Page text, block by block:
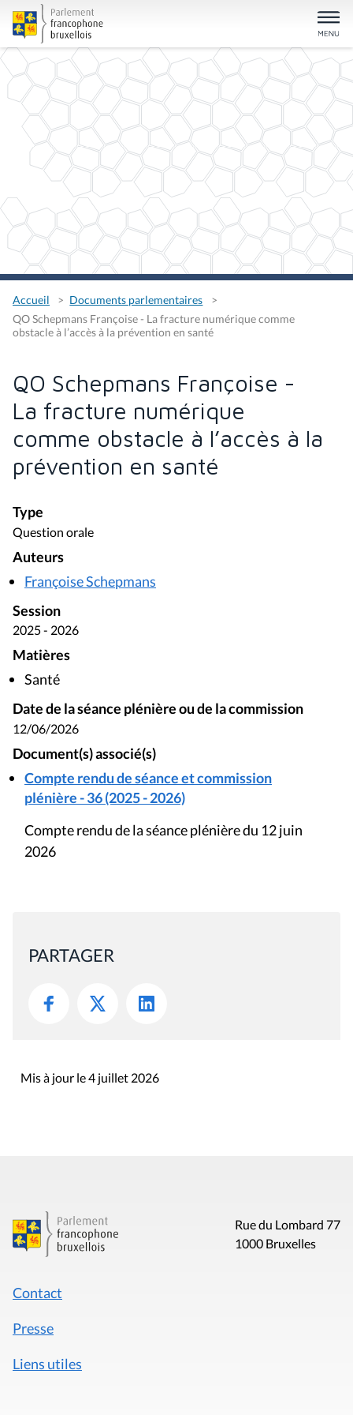
Accueil
Documents parlementaires
QO Schepmans Françoise - La fracture numérique comme
obstacle à l’accès à la prévention en santé
QO Schepmans Françoise -
La fracture numérique
comme obstacle à l’accès à la
prévention en santé
Type
Question orale
Auteurs
Françoise Schepmans
Session
2025 - 2026
Matières
Santé
Date de la séance plénière ou de la commission
12/06/2026
Document(s) associé(s)
Compte rendu de séance et commission
plénière - 36 (2025 - 2026)
Compte rendu de la séance plénière du 12 juin
2026
PARTAGER
Mis à jour le 4 juillet 2026
Rue du Lombard 77
1000 Bruxelles
Contact
Presse
Liens utiles